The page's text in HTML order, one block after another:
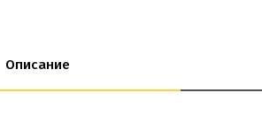
Описание